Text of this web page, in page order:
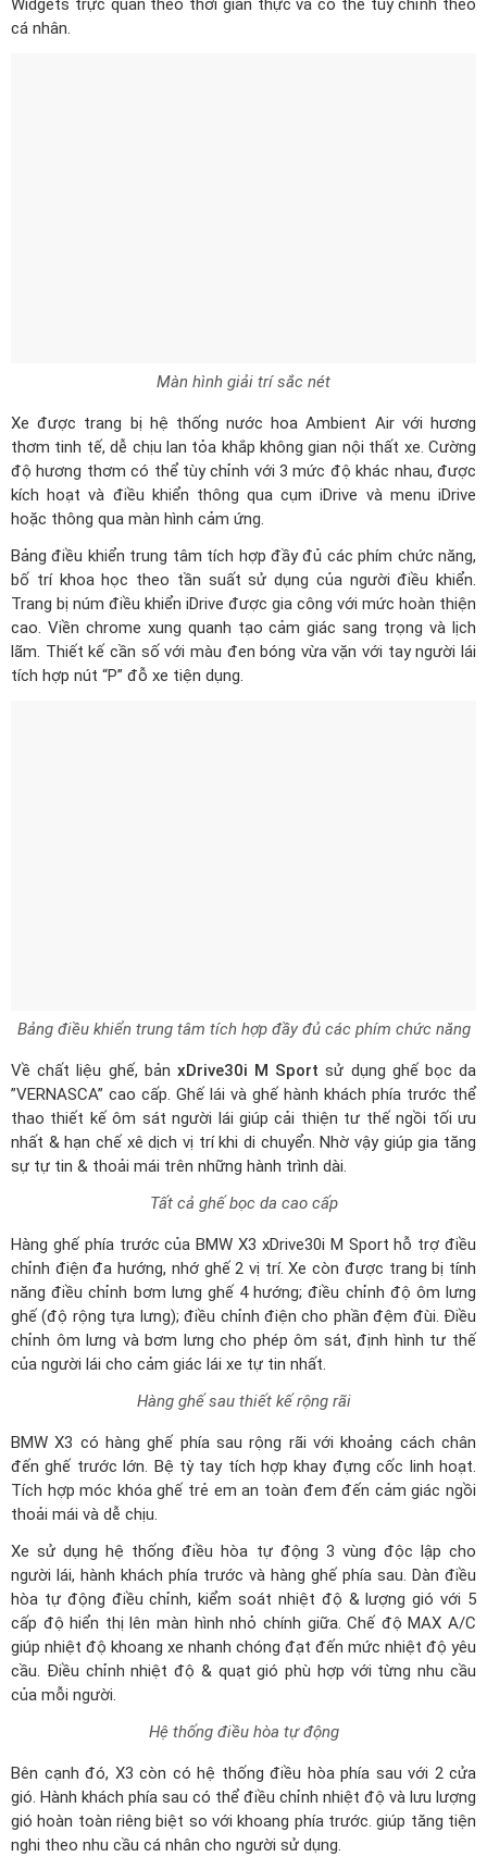
cá nhân.
Màn hình giải trí sắc nét
Xe được trang bị hệ thống nước hoa Ambient Air với hương
thơm tinh tế, dễ chịu lan tỏa khắp không gian nội thất xe. Cường
độ hương thơm có thể tùy chỉnh với 3 mức độ khác nhau, được
kích hoạt và điều khiển thông qua cụm iDrive và menu iDrive
hoặc thông qua màn hình cảm ứng.
Bảng điều khiển trung tâm tích hợp đầy đủ các phím chức năng,
bố trí khoa học theo tần suất sử dụng của người điều khiển.
Trang bị núm điều khiển iDrive được gia công với mức hoàn thiện
cao. Viền chrome xung quanh tạo cảm giác sang trọng và lịch
lãm. Thiết kế cần số với màu đen bóng vừa vặn với tay người lái
tích hợp nút “P” đỗ xe tiện dụng.
Bảng điều khiển trung tâm tích hợp đầy đủ các phím chức năng
Về chất liệu ghế, bản xDrive30i M Sport sử dụng ghế bọc da
”VERNASCA” cao cấp. Ghế lái và ghế hành khách phía trước thể
thao thiết kế ôm sát người lái giúp cải thiện tư thế ngồi tối ưu
nhất & hạn chế xê dịch vị trí khi di chuyển. Nhờ vậy giúp gia tăng
sự tự tin & thoải mái trên những hành trình dài.
Tất cả ghế bọc da cao cấp
Hàng ghế phía trước của BMW X3 xDrive30i M Sport hỗ trợ điều
chỉnh điện đa hướng, nhớ ghế 2 vị trí. Xe còn được trang bị tính
năng điều chỉnh bơm lưng ghế 4 hướng; điều chỉnh độ ôm lưng
ghế (độ rộng tựa lưng); điều chỉnh điện cho phần đệm đùi. Điều
chỉnh ôm lưng và bơm lưng cho phép ôm sát, định hình tư thế
của người lái cho cảm giác lái xe tự tin nhất.
Hàng ghế sau thiết kế rộng rãi
BMW X3 có hàng ghế phía sau rộng rãi với khoảng cách chân
đến ghế trước lớn. Bệ tỳ tay tích hợp khay đựng cốc linh hoạt.
Tích hợp móc khóa ghế trẻ em an toàn đem đến cảm giác ngồi
thoải mái và dễ chịu.
Xe sử dụng hệ thống điều hòa tự động 3 vùng độc lập cho
người lái, hành khách phía trước và hàng ghế phía sau. Dàn điều
hòa tự động điều chỉnh, kiểm soát nhiệt độ & lượng gió với 5
cấp độ hiển thị lên màn hình nhỏ chính giữa. Chế độ MAX A/C
giúp nhiệt độ khoang xe nhanh chóng đạt đến mức nhiệt độ yêu
cầu. Điều chỉnh nhiệt độ & quạt gió phù hợp với từng nhu cầu
của mỗi người.
Hệ thống điều hòa tự động
Bên cạnh đó, X3 còn có hệ thống điều hòa phía sau với 2 cửa
gió. Hành khách phía sau có thể điều chỉnh nhiệt độ và lưu lượng
gió hoàn toàn riêng biệt so với khoang phía trước. giúp tăng tiện
nghi theo nhu cầu cá nhân cho người sử dụng.